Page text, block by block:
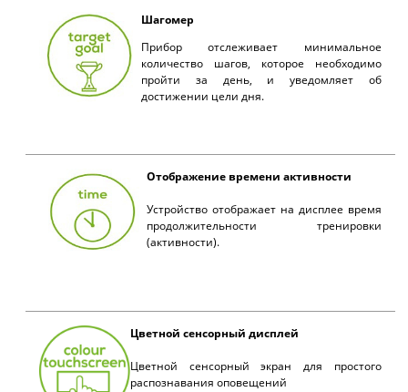
Шагомер
Прибор отслеживает минимальное
количество шагов, которое необходимо
пройти за день, и уведомляет об
достижении цели дня.
Отображение времени активности
Устройство отображает на дисплее время
продолжительности тренировки
(активности).
Цветной сенсорный дисплей
Цветной сенсорный экран для простого
распознавания оповещений